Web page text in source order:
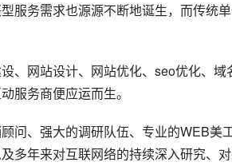
服务需求也源源不断地诞生，而传统
、网站设计、网站优化、seo优化、
服务商便应运而生。
问、强大的调研队伍、专业的WEB美
多年来对互联网络的持续深入研究、